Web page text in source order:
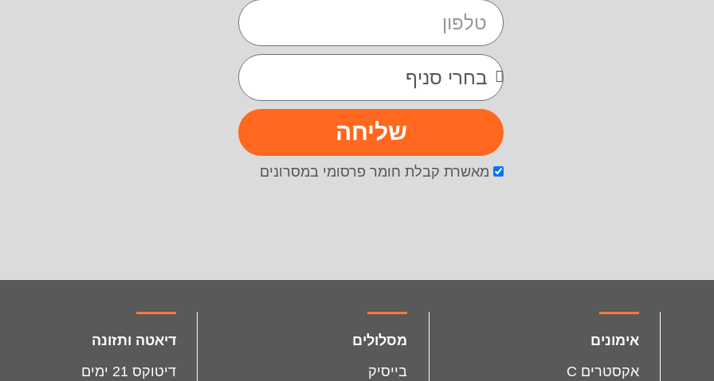
מאשרת קבלת חומר פרסומי במסרונים
שליחה
אימונים
אקסטרים C
מסלולים
בייסיק
דיאטה ותזונה
דיטוקס 21 ימים
facebook